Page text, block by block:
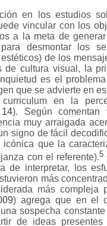
en los estudios
vincular con los
a la meta de
desmontar los
de los
de cultura visual, la
es el
que se advierte en
en la
). Se­gún comentan
muy arraigada
signo de fácil
que la
con el referente).5
de interpre­tar, los
más
más compleja
) agrega que en el
sospecha
de ideas